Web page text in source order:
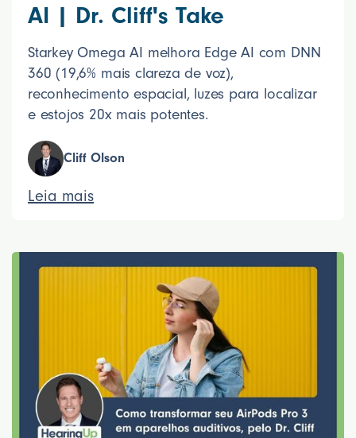
AI | Dr. Cliff's Take
Starkey Omega AI melhora Edge AI com DNN
360 (19,6% mais clareza de voz),
reconhecimento espacial, luzes para localizar
e estojos 20x mais potentes.
Cliff Olson
Leia mais